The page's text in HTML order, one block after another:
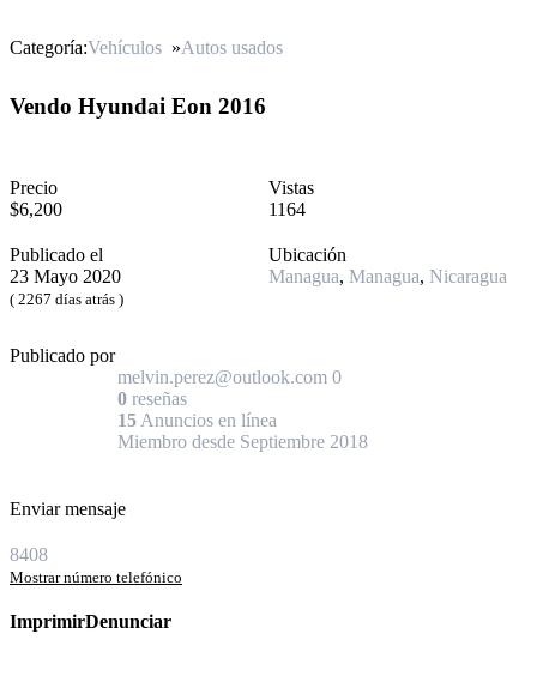
Categoría:Vehículos »Autos usados
Vendo Hyundai Eon 2016
Precio
$6,200
Vistas
1164
Publicado el
23 Mayo 2020
( 2267 días atrás )
Ubicación
Managua, Managua, Nicaragua
Publicado por
melvin.perez@outlook.com 0
0 reseñas
15 Anuncios en línea
Miembro desde Septiembre 2018
Enviar mensaje
8408
Mostrar número telefónico
ImprimirDenunciar